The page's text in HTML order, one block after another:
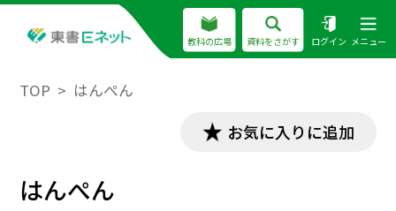
教科の広場 資料をさがす ログイン メニュー
TOP はんぺん
お気に入りに追加
はんぺん